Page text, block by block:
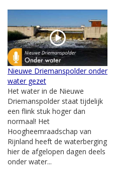
Nieuwe Driemanspolder onder
water gezet
Het water in de Nieuwe
Driemanspolder staat tijdelijk
een flink stuk hoger dan
normaal! Het
Hoogheemraadschap van
Rijnland heeft de waterberging
hier de afgelopen dagen deels
onder water...